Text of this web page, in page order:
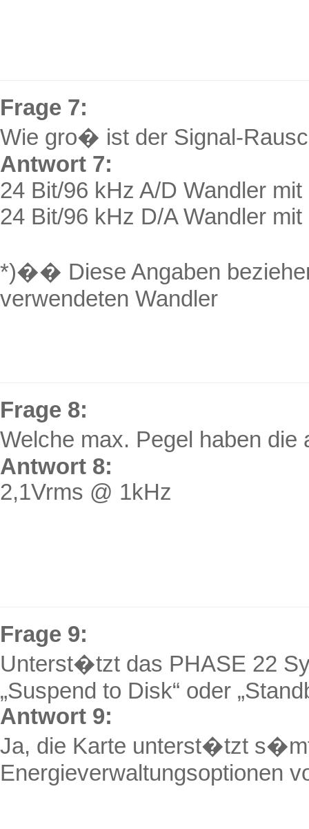
Frage 7:
Wie gro� ist der Signal-
Antwort 7:
24 Bit/96 kHz A/D Wandler
24 Bit/96 kHz D/A Wandler
*)�� Diese Angaben
verwendeten Wandler
Frage 8:
Welche max. Pegel haben
Antwort 8:
2,1Vrms @ 1kHz
Frage 9:
Unterst�tzt das PHASE 22
„Suspend to Disk“ oder „
Antwort 9:
Ja, die Karte unterst�tzt
Energieverwaltungsoptionen